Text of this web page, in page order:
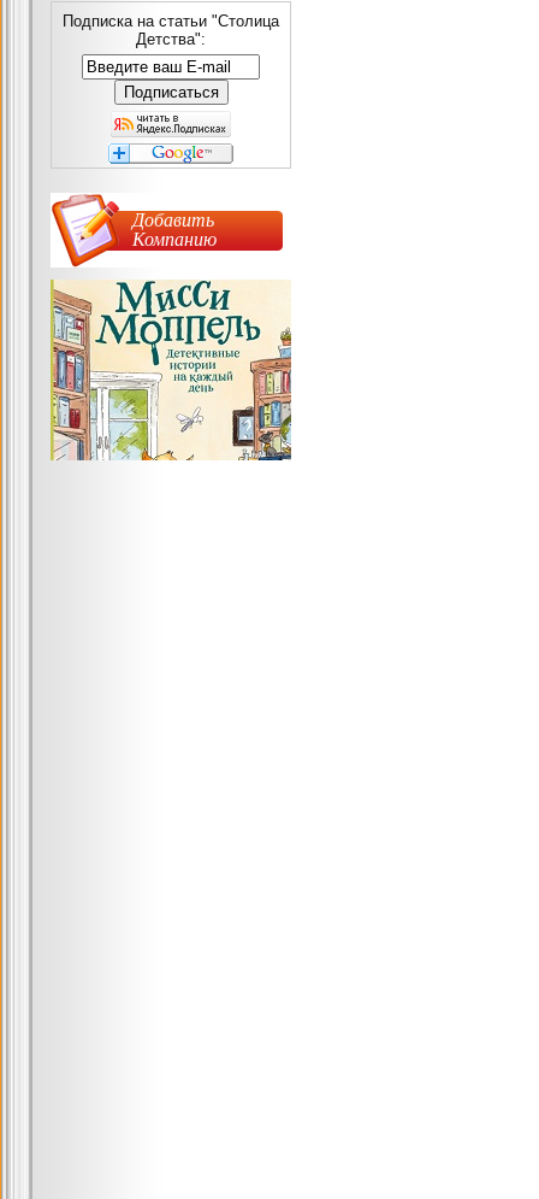
Подписка на статьи "Столица
Детства":
Добавить
Компанию